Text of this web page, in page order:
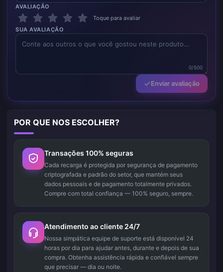
AVALIAÇÃO
Toque para avaliar
SUA AVALIAÇÃO
0/500
Enviar avaliação
POR QUE NOS ESCOLHER?
Transações 100% seguras
Cada recarga é protegida por segurança de pagamento
criptografada e padrão do setor, que mantém seus
dados pessoais e de pagamento totalmente privados.
Compre com total confiança — 100% seguro, sempre.
Atendimento ao cliente 24/7
Nossa simpática equipe de suporte está disponível 24
horas por dia para ajudar antes, durante e depois de sua
compra. Obtenha assistência rápida e confiável sempre
que precisar — dia ou noite.